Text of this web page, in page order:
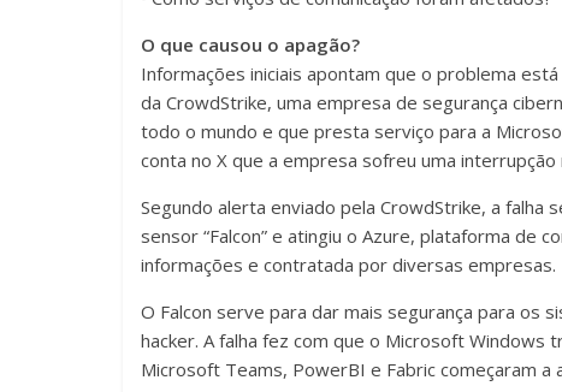
O que causou o apagão?
Informações iniciais apontam que o problema
da CrowdStrike, uma empresa de segurança
todo o mundo e que presta serviço para a
conta no X que a empresa sofreu uma
Segundo alerta enviado pela CrowdStrike, a
sensor “Falcon” e atingiu o Azure, plataforma de
informações e contratada por diversas empresas.
O Falcon serve para dar mais segurança para os
hacker. A falha fez com que o Microsoft Windows
Microsoft Teams, PowerBI e Fabric começaram a